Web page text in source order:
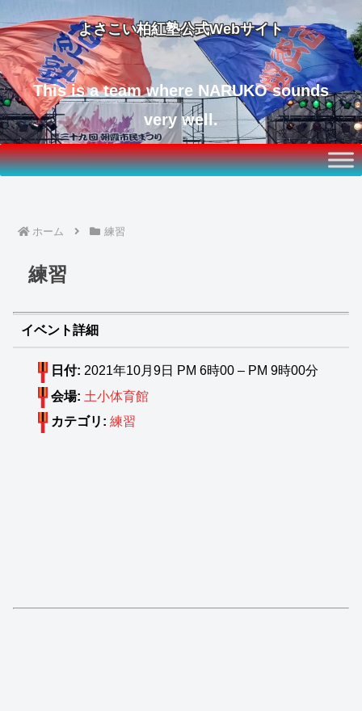
よさこい柏紅塾公式Webサイト
This is a team where NARUKO sounds
very well.
ホーム 練習
練習
イベント詳細
日付: 2021年10月9日 PM 6時00 – PM 9時00分
会場: 土小体育館
カテゴリ: 練習